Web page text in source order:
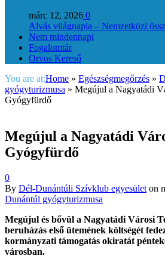
márc 12, 2026 0
Alvás világnapja – Nemzetközi
Nem mindennapi
Fogalomtár
Orvos Kereső
You are at:Home » Egészségmegőrzés »
gyógyturizmusa » Megújul a Nagyatádi
Gyógyfürdő
Megújul a Nagyatádi
Gyógyfürdő
0
By Dél-Dunántúli Szívklub egyesület on
Dunántúl gyógyturizmusa
Megújul és bővül a Nagyatádi Városi
beruházás első ütemének költségét
kormányzati támogatás okiratát
városban.